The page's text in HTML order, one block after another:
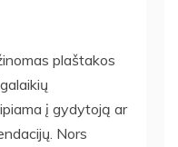
plaštakos
į gydytoją ar
Nors